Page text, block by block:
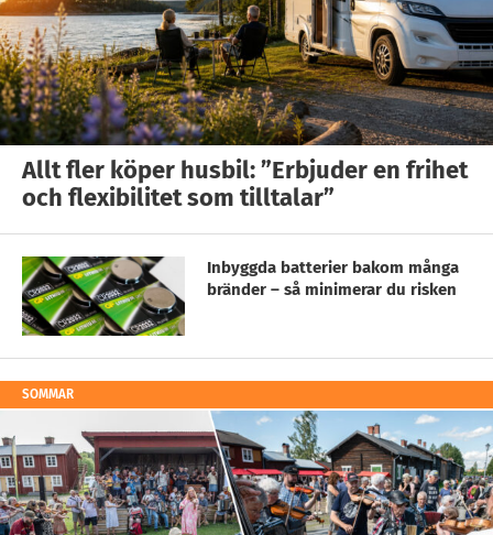
Allt fler köper husbil: ”Erbjuder en frihet
och flexibilitet som tilltalar”
Inbyggda batterier bakom många
bränder – så minimerar du risken
SOMMAR